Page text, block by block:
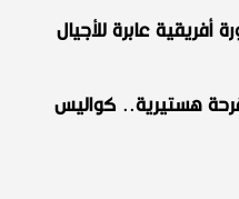
عابرة للأجيال
هستيرية.. كواليس